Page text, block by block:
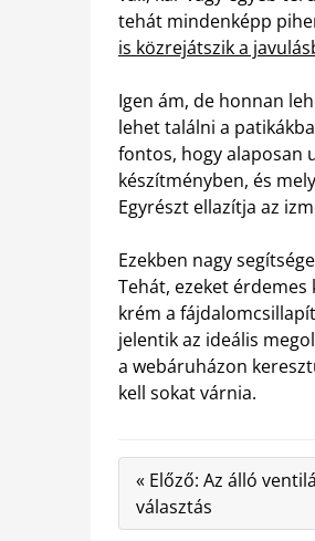
tehát mindenképp
is közrejátszik a
Igen ám, de honnan
lehet találni a
fontos, hogy alaposan
készítményben, és
Egyrészt ellazítja az
Ezekben nagy
Tehát, ezeket érdemes
krém a
jelentik az ideális
a webáruházon
kell sokat várnia.
« Előző: Az álló
választás